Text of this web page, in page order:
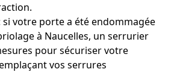
si votre porte a été endommagée
à Naucelles, un serrurier
pour sécuriser votre
vos serrures